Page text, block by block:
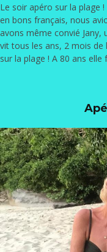
Le soir apéro sur la plage !
en bons français, nous
avons même convié Jany,
vit tous les ans, 2 mois de
sur la plage ! A 80 ans